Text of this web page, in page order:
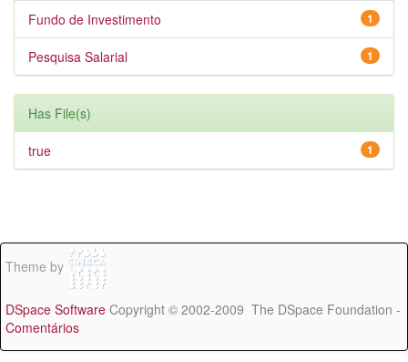
1
Fundo de Investimento
1
Pesquisa Salarial
Has File(s)
1
true
Theme by
DSpace Software Copyright © 2002-2009 The DSpace Foundation -
Comentários